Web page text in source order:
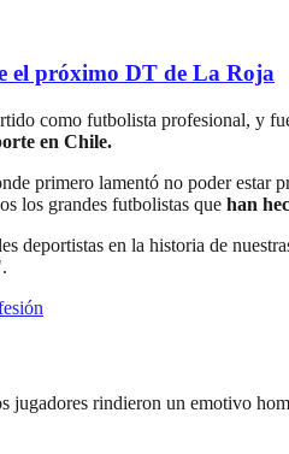
el próximo DT de La Roja
como futbolista profesional, y
en Chile.
primero lamentó no poder estar
los grandes futbolistas que han
deportistas en la historia de
rindieron un emotivo